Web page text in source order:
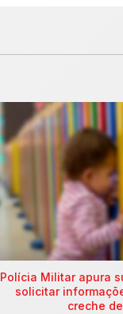
Polícia Militar apura
solicitar
creche